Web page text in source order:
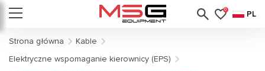
0 PL
Strona główna
Kable
Elektryczne wspomaganie kierownicy (EPS)